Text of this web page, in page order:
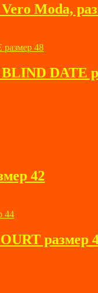
Moda,
DATE
42
размер